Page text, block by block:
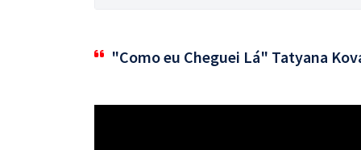
"Como eu Cheguei Lá" Tatyana